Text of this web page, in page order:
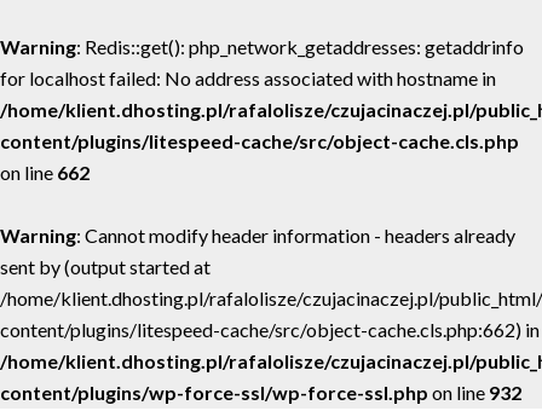
Warning: Redis::get(): php_network_getaddresses: getaddrinfo
for localhost failed: No address associated with hostname in
/home/klient.dhosting.pl/rafalolisze/czujacinaczej.pl/
content/plugins/litespeed-cache/src/object-cache.cls.php
on line 662
Warning: Cannot modify header information - headers already
sent by (output started at
/home/klient.dhosting.pl/rafalolisze/czujacinaczej.pl/
content/plugins/litespeed-cache/src/object-cache.cls.php:662) in
/home/klient.dhosting.pl/rafalolisze/czujacinaczej.pl/
content/plugins/wp-force-ssl/wp-force-ssl.php on line 932